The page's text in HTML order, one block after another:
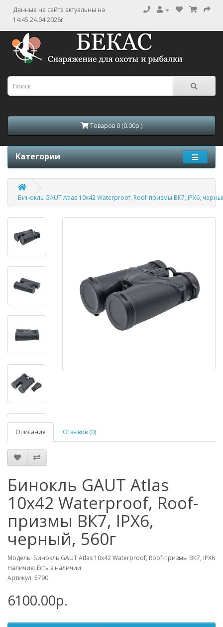
Данные на сайте актуальны на
14:45 24.04.2026г.
Товаров 0 (0.00р.)
Категории
Бинокль GAUT Atlas 10х42 Waterproof, Roof-призмы ВК7, IPX6,
Описание Отзывов (0)
Бинокль GAUT Atlas
10х42 Waterproof, Roof-
призмы ВК7, IPX6,
черный, 560г
Модель: Бинокль GAUT Atlas 10х42 Waterproof, Roof-призмы ВК7, IPX6
Наличие: Есть в наличии
Артикул: 5790
6100.00р.